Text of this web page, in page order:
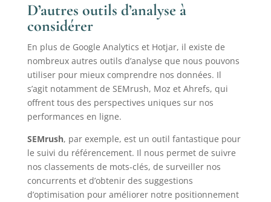
D’autres outils d’analyse à
considérer
En plus de Google Analytics et Hotjar, il existe de
nombreux autres outils d’analyse que nous pouvons
utiliser pour mieux comprendre nos données. Il
s’agit notamment de SEMrush, Moz et Ahrefs, qui
offrent tous des perspectives uniques sur nos
performances en ligne.
SEMrush, par exemple, est un outil fantastique pour
le suivi du référencement. Il nous permet de suivre
nos classements de mots-clés, de surveiller nos
concurrents et d’obtenir des suggestions
d’optimisation pour améliorer notre positionnement